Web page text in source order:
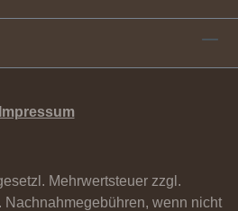
Impressum
Mehrwertsteuer zzgl.
Nachnahmegebühren, wenn nicht